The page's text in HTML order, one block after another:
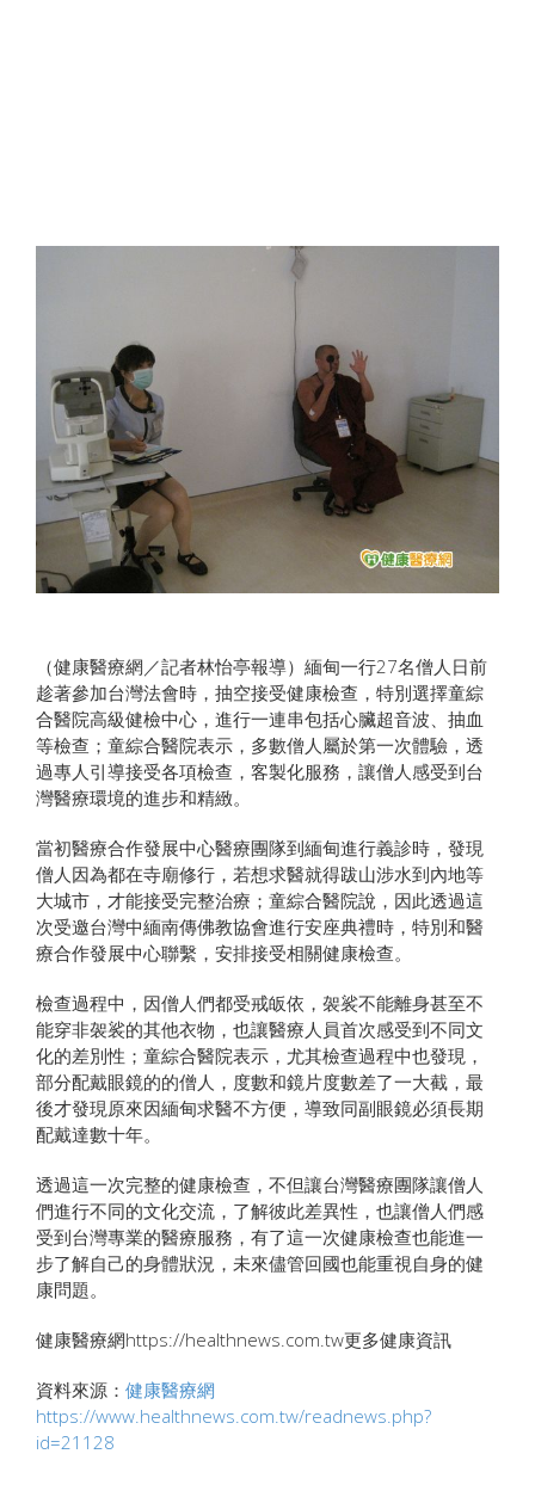
（健康醫療網／記者林怡亭報導）緬甸一行27名僧人日前
趁著參加台灣法會時，抽空接受健康檢查，特別選擇童綜
合醫院高級健檢中心，進行一連串包括心臟超音波、抽血
等檢查；童綜合醫院表示，多數僧人屬於第一次體驗，透
過專人引導接受各項檢查，客製化服務，讓僧人感受到台
灣醫療環境的進步和精緻。
當初醫療合作發展中心醫療團隊到緬甸進行義診時，發現
僧人因為都在寺廟修行，若想求醫就得跋山涉水到內地等
大城市，才能接受完整治療；童綜合醫院說，因此透過這
次受邀台灣中緬南傳佛教協會進行安座典禮時，特別和醫
療合作發展中心聯繫，安排接受相關健康檢查。
檢查過程中，因僧人們都受戒皈依，袈裟不能離身甚至不
能穿非袈裟的其他衣物，也讓醫療人員首次感受到不同文
化的差別性；童綜合醫院表示，尤其檢查過程中也發現，
部分配戴眼鏡的的僧人，度數和鏡片度數差了一大截，最
後才發現原來因緬甸求醫不方便，導致同副眼鏡必須長期
配戴達數十年。
透過這一次完整的健康檢查，不但讓台灣醫療團隊讓僧人
們進行不同的文化交流，了解彼此差異性，也讓僧人們感
受到台灣專業的醫療服務，有了這一次健康檢查也能進一
步了解自己的身體狀況，未來儘管回國也能重視自身的健
康問題。
健康醫療網https://healthnews.com.tw更多健康資訊
資料來源： 健康醫療網
https://www.healthnews.com.tw/readnews.php?
id=21128